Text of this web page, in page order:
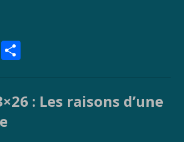
C
g: Les raisons d’une